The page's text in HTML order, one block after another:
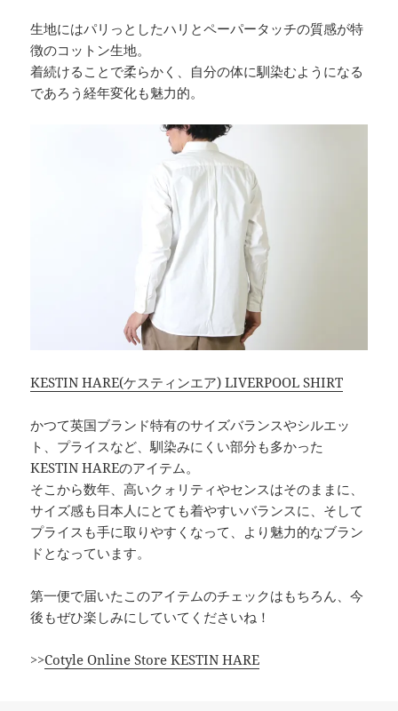
生地にはパリっとしたハリとペーパータッチの質感が特
徴のコットン生地。
着続けることで柔らかく、自分の体に馴染むようになる
であろう経年変化も魅力的。
KESTIN HARE(ケスティンエア) LIVERPOOL SHIRT
かつて英国ブランド特有のサイズバランスやシルエッ
ト、プライスなど、馴染みにくい部分も多かった
KESTIN HAREのアイテム。
そこから数年、高いクォリティやセンスはそのままに、
サイズ感も日本人にとても着やすいバランスに、そして
プライスも手に取りやすくなって、より魅力的なブラン
ドとなっています。
第一便で届いたこのアイテムのチェックはもちろん、今
後もぜひ楽しみにしていてくださいね！
>>Cotyle Online Store KESTIN HARE